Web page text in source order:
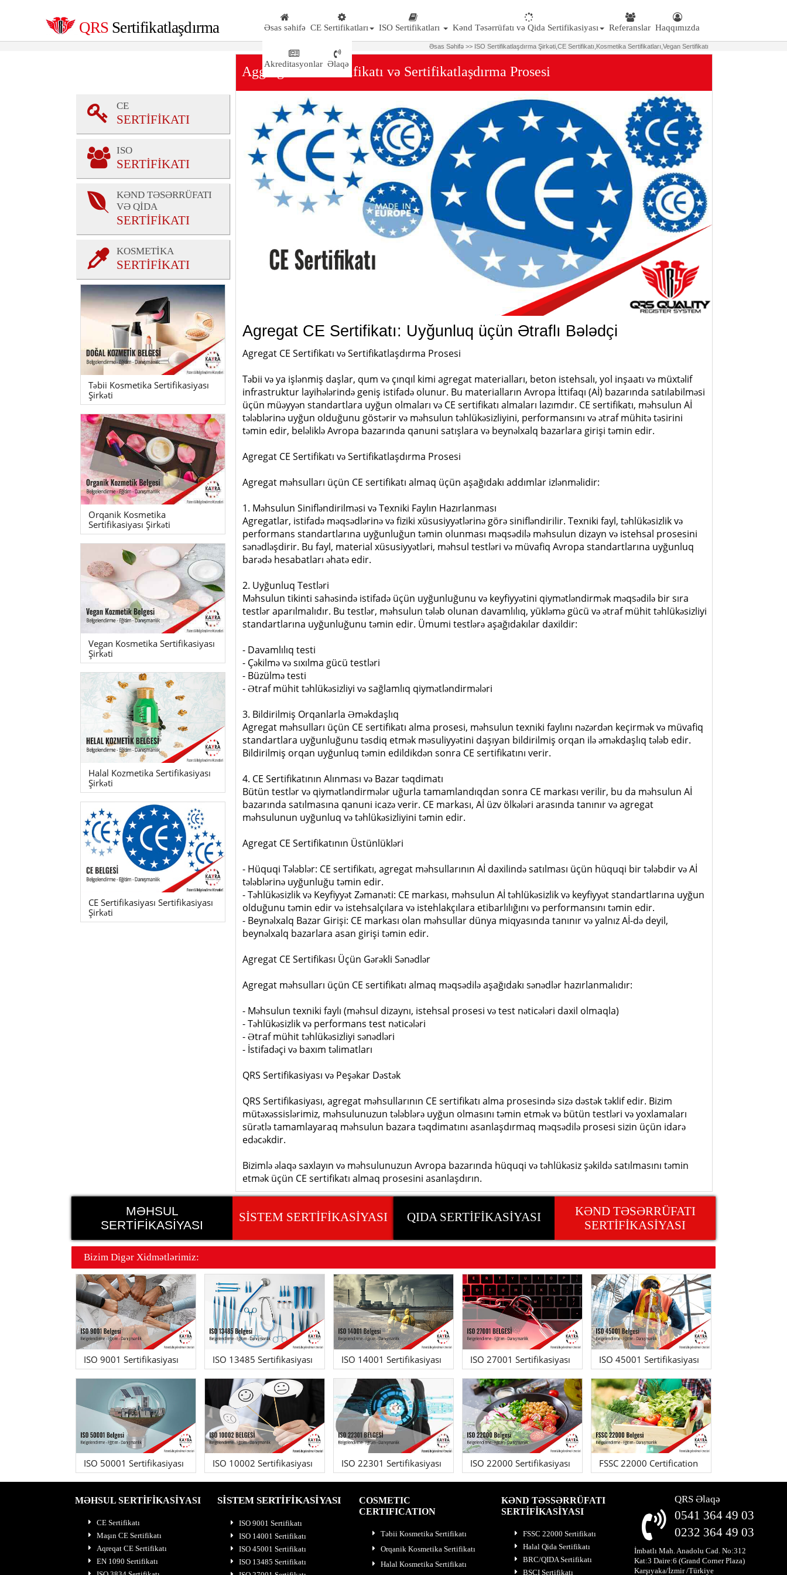
QRS Sertifikatlaşdırma Əsas səhifə CE Sertifikatları ISO Sertifikatları Kənd Təsərrüfatı və Qida Sertifikasiyası Referanslar Haqqımızda
Akreditasyonlar Əlaqə
Əsas Səhifə >> ISO Sertifikatlaşdırma Şirkəti, CE Sertifikatı, Kosmetika Sertifikatları, Vegan Sertifikatı
CE
SERTİFİKATI
ISO
SERTİFİKATI
KƏND TƏSƏRRÜFATI
VƏ QİDA
SERTİFİKATI
KOSMETİKA
SERTİFİKATI
Təbii Kosmetika Sertifikasiyası
Şirkəti
Orqanik Kosmetika
Sertifikasiyası Şirkəti
Vegan Kosmetika Sertifikasiyası
Şirkəti
Halal Kozmetika Sertifikasiyası
Şirkəti
CE Sertifikasiyası Sertifikasiyası
Şirkəti
Aggregate CE Sertifikatı və Sertifikatlaşdırma Prosesi
Agregat CE Sertifikatı: Uyğunluq üçün Ətraflı Bələdçi
Agregat CE Sertifikatı və Sertifikatlaşdırma Prosesi
Təbii və ya işlənmiş daşlar, qum və çınqıl kimi agregat materialları, beton istehsalı, yol inşaatı və müxtəlif
infrastruktur layihələrində geniş istifadə olunur. Bu materialların Avropa İttifaqı (Aİ) bazarında satılabilməsi
üçün müəyyən standartlara uyğun olmaları və CE sertifikatı almaları lazımdır. CE sertifikatı, məhsulun Aİ
tələblərinə uyğun olduğunu göstərir və məhsulun təhlükəsizliyini, performansını və ətraf mühitə təsirini
təmin edir, beləliklə Avropa bazarında qanuni satışlara və beynəlxalq bazarlara girişi təmin edir.
Agregat CE Sertifikatı və Sertifikatlaşdırma Prosesi
Agregat məhsulları üçün CE sertifikatı almaq üçün aşağıdakı addımlar izlənməlidir:
1. Məhsulun Sinifləndirilməsi və Texniki Faylın Hazırlanması
Agregatlar, istifadə məqsədlərinə və fiziki xüsusiyyətlərinə görə sinifləndirilir. Texniki fayl, təhlükəsizlik və
performans standartlarına uyğunluğun təmin olunması məqsədilə məhsulun dizayn və istehsal prosesini
sənədləşdirir. Bu fayl, material xüsusiyyətləri, məhsul testləri və müvafiq Avropa standartlarına uyğunluq
barədə hesabatları əhatə edir.
2. Uyğunluq Testləri
Məhsulun tikinti sahəsində istifadə üçün uyğunluğunu və keyfiyyətini qiymətləndirmək məqsədilə bir sıra
testlər aparılmalıdır. Bu testlər, məhsulun tələb olunan davamlılıq, yükləmə gücü və ətraf mühit təhlükəsizliyi
standartlarına uyğunluğunu təmin edir. Ümumi testlərə aşağıdakılar daxildir:
- Davamlılıq testi
- Çəkilmə və sıxılma gücü testləri
- Büzülmə testi
- Ətraf mühit təhlükəsizliyi və sağlamlıq qiymətləndirmələri
3. Bildirilmiş Orqanlarla Əməkdaşlıq
Agregat məhsulları üçün CE sertifikatı alma prosesi, məhsulun texniki faylını nəzərdən keçirmək və müvafiq
standartlara uyğunluğunu təsdiq etmək məsuliyyətini daşıyan bildirilmiş orqan ilə əməkdaşlıq tələb edir.
Bildirilmiş orqan uyğunluq təmin edildikdən sonra CE sertifikatını verir.
4. CE Sertifikatının Alınması və Bazar təqdimatı
Bütün testlər və qiymətləndirmələr uğurla tamamlandıqdan sonra CE markası verilir, bu da məhsulun Aİ
bazarında satılmasına qanuni icazə verir. CE markası, Aİ üzv ölkələri arasında tanınır və agregat
məhsulunun uyğunluq və təhlükəsizliyini təmin edir.
Agregat CE Sertifikatının Üstünlükləri
- Hüquqi Tələblər: CE sertifikatı, agregat məhsullarının Aİ daxilində satılması üçün hüquqi bir tələbdir və Aİ
tələblərinə uyğunluğu təmin edir.
- Təhlükəsizlik və Keyfiyyət Zəmanəti: CE markası, məhsulun Aİ təhlükəsizlik və keyfiyyət standartlarına uyğun
olduğunu təmin edir və istehsalçılara və istehlakçılara etibarlılığını və performansını təmin edir.
- Beynəlxalq Bazar Girişi: CE markası olan məhsullar dünya miqyasında tanınır və yalnız Aİ-də deyil,
beynəlxalq bazarlara asan girişi təmin edir.
Agregat CE Sertifikası Üçün Gərəkli Sənədlər
Agregat məhsulları üçün CE sertifikatı almaq məqsədilə aşağıdakı sənədlər hazırlanmalıdır:
- Məhsulun texniki faylı (məhsul dizaynı, istehsal prosesi və test nəticələri daxil olmaqla)
- Təhlükəsizlik və performans test nəticələri
- Ətraf mühit təhlükəsizliyi sənədləri
- İstifadəçi və baxım təlimatları
QRS Sertifikasiyası və Peşəkar Dəstək
QRS Sertifikasiyası, agregat məhsullarının CE sertifikatı alma prosesində sizə dəstək təklif edir. Bizim
mütəxəssislərimiz, məhsulunuzun tələblərə uyğun olmasını təmin etmək və bütün testləri və yoxlamaları
sürətlə tamamlayaraq məhsulun bazara təqdimatını asanlaşdırmaq məqsədilə prosesi sizin üçün idarə
edəcəkdir.
Bizimlə əlaqə saxlayın və məhsulunuzun Avropa bazarında hüquqi və təhlükəsiz şəkildə satılmasını təmin
etmək üçün CE sertifikatı almaq prosesini asanlaşdırın.
MƏHSUL
SERTİFİKASİYASI
SİSTEM SERTİFİKASİYASI QIDA SERTİFİKASİYASI
KƏND TƏSƏRRÜFATI
SERTİFİKASİYASI
Bizim Digər Xidmətlərimiz:
ISO 9001 Sertifikasiyası ISO 13485 Sertifikasiyası ISO 14001 Sertifikasiyası ISO 27001 Sertifikasiyası ISO 45001 Sertifikasiyası
ISO 50001 Sertifikasiyası ISO 10002 Sertifikasiyası ISO 22301 Sertifikasiyası ISO 22000 Sertifikasiyası FSSC 22000 Certification
MƏHSUL SERTİFİKASİYASI
CE Sertifikatı
Maşın CE Sertifikatı
Aqreqat CE Sertifikatı
EN 1090 Sertifikatı
SİSTEM SERTİFİKASİYASI
ISO 9001 Sertifikatı
ISO 14001 Sertifikatı
ISO 45001 Sertifikatı
ISO 13485 Sertifikatı
COSMETIC
CERTIFICATION
Təbii Kosmetika Sertifikatı
Orqanik Kosmetika Sertifikatı
Halal Kosmetika Sertifikatı
KƏND TƏSSƏRRÜFATI
SERTİFİKASİYASI
FSSC 22000 Sertifikatı
Halal Qida Sertifikatı
BRC/QIDA Sertifikatı
BSCI Sertifikatı
QRS Əlaqə
0541 364 49 03
0232 364 49 03
İmbatlı Mah. Anadolu Cad. No:312
Kat:3 Daire:6 (Grand Corner Plaza)
Karşıyaka/İzmir /Türkiye